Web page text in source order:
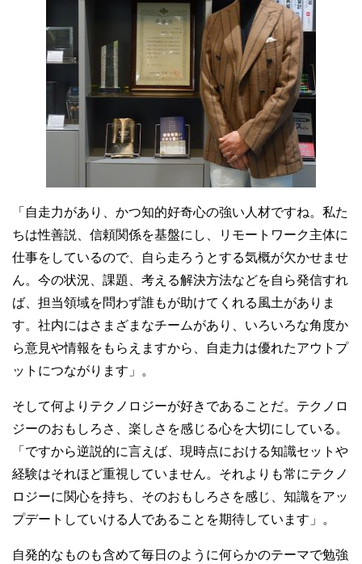
「自走力があり、かつ知的好奇心の強い人材ですね。私た
ちは性善説、信頼関係を基盤にし、リモートワーク主体に
仕事をしているので、自ら走ろうとする気概が欠かせませ
ん。今の状況、課題、考える解決方法などを自ら発信すれ
ば、担当領域を問わず誰もが助けてくれる風土がありま
す。社内にはさまざまなチームがあり、いろいろな角度か
ら意見や情報をもらえますから、自走力は優れたアウトプ
ットにつながります」。
そして何よりテクノロジーが好きであることだ。テクノロ
ジーのおもしろさ、楽しさを感じる心を大切にしている。
「ですから逆説的に言えば、現時点における知識セットや
経験はそれほど重視していません。それよりも常にテクノ
ロジーに関心を持ち、そのおもしろさを感じ、知識をアッ
プデートしていける人であることを期待しています」。
自発的なものも含めて毎日のように何らかのテーマで勉強